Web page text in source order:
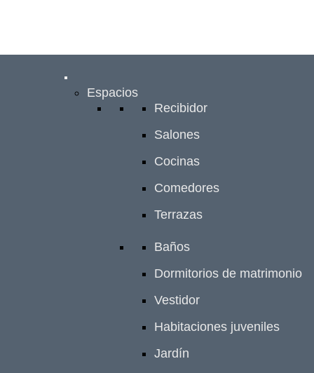
Espacios
Recibidor
Salones
Cocinas
Comedores
Terrazas
Baños
Dormitorios de matrimonio
Vestidor
Habitaciones juveniles
Jardín